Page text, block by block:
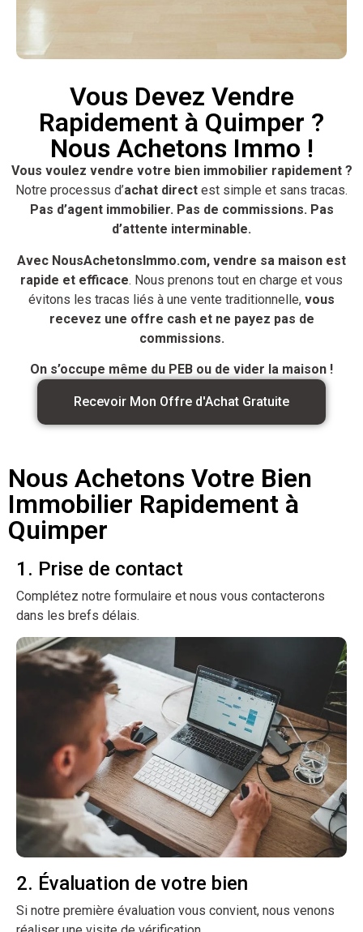
Vous Devez Vendre
Rapidement à Quimper ?
Nous Achetons Immo !
Vous voulez vendre votre bien immobilier rapidement ?
Notre processus d’achat direct est simple et sans tracas.
Pas d’agent immobilier. Pas de commissions. Pas
d’attente interminable.
Avec NousAchetonsImmo.com, vendre sa maison est
rapide et efficace. Nous prenons tout en charge et vous
évitons les tracas liés à une vente traditionnelle, vous
recevez une offre cash et ne payez pas de
commissions.
On s’occupe même du PEB ou de vider la maison !
Recevoir Mon Offre d'Achat Gratuite
Nous Achetons Votre Bien
Immobilier Rapidement à
Quimper
1. Prise de contact
Complétez notre formulaire et nous vous contacterons
dans les brefs délais.
2. Évaluation de votre bien
Si notre première évaluation vous convient, nous venons